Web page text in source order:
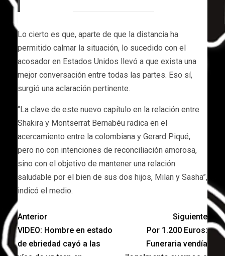
Lo cierto es que, aparte de que la distancia ha
permitido calmar la situación, lo sucedido con el
acosador en Estados Unidos llevó a que exista una
mejor conversación entre todas las partes. Eso sí,
surgió una aclaración pertinente.
“La clave de este nuevo capítulo en la relación entre
Shakira y Montserrat Bernabéu radica en el
acercamiento entre la colombiana y Gerard Piqué,
pero no con intenciones de reconciliación amorosa,
sino con el objetivo de mantener una relación
saludable por el bien de sus dos hijos, Milan y Sasha”,
indicó el medio.
Anterior
VIDEO: Hombre en estado
de ebriedad cayó a las
Siguiente
Por 1.200 Euros:
Funeraria vendía